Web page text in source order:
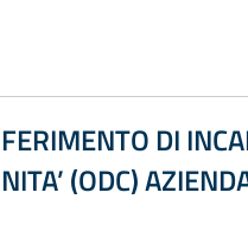
DI
(ODC)